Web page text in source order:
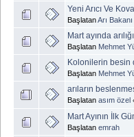
Yeni Arıcı Ve
BaşlatanArı Bakanı
Mart ayında
Başlatan Mehmet
Kolonilerin besin
Başlatan Mehmet
arıların
Başlatan asım özel
Mart Ayının İlk
Başlatan emrah